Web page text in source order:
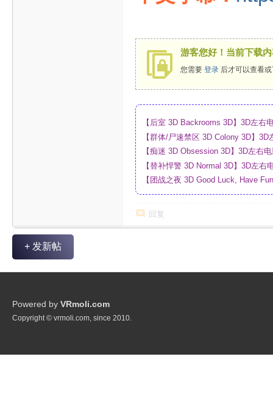
游客您好！当前下载
您需要 登录 后才可以查看
【后室 3D Backrooms 3D】3D左右
【群体/尸速禁区 3D Colony 3D】
_网盘
【痴迷 3D Obsession 3D】3D左右
【替补悍警 3D Normal 3D】3D左
【团战之夜 3D Good Luck, Have
回复
+ 发新帖
Powered by VRmoli.com
Copyright © vrmoli.com, since 2010.